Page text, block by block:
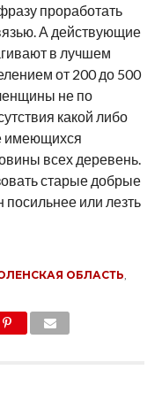
проработать
А действующие
в лучшем
от 200 до 500
не по
какой либо
имеющихся
всех деревень.
старые добрые
или лезть
ОБЛАСТЬ